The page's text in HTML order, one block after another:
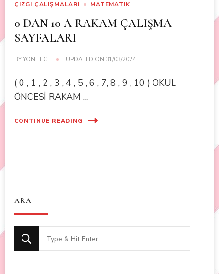
ÇIZGI ÇALIŞMALARI MATEMATIK
0 DAN 10 A RAKAM ÇALIŞMA
SAYFALARI
BYYÖNETICI UPDATED ON 31/03/2024
( 0 , 1 , 2 , 3 , 4 , 5 , 6 , 7, 8 , 9 , 10 ) OKUL
ÖNCESİ RAKAM …
CONTINUE READING
ARA
Looking
for